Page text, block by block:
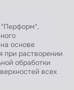
"Перформ",
основе
при растворении
обработки
всех